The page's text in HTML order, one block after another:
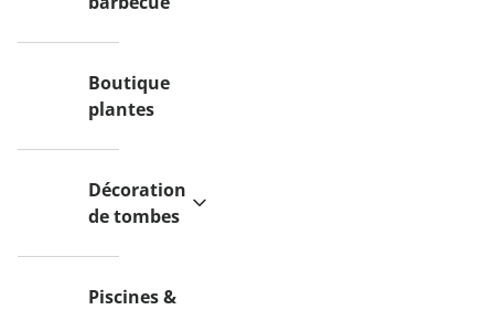
Boutique
plantes
Décoration
de tombes
Piscines &